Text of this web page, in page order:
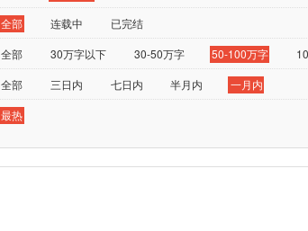
全部 连载中
已完结
全部 30万字以下 30-50万字 50-100万字
全部 三日内 七日内 半月内
一月内
最热